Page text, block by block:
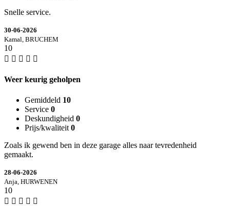
Snelle service.
30-06-2026
Kamal, BRUCHEM
10
Weer keurig geholpen
Gemiddeld 10
Service 0
Deskundigheid 0
Prijs/kwaliteit 0
Zoals ik gewend ben in deze garage alles naar tevredenheid
gemaakt.
28-06-2026
Anja, HURWENEN
10